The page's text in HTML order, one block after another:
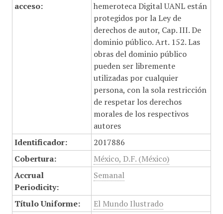
acceso:
hemeroteca Digital UANL están
protegidos por la Ley de
derechos de autor, Cap. III. De
dominio público. Art. 152. Las
obras del dominio público
pueden ser libremente
utilizadas por cualquier
persona, con la sola restricción
de respetar los derechos
morales de los respectivos
autores
Identificador:
2017886
Cobertura:
México, D.F. (México)
Accrual
Periodicity:
Semanal
Título Uniforme:
El Mundo Ilustrado